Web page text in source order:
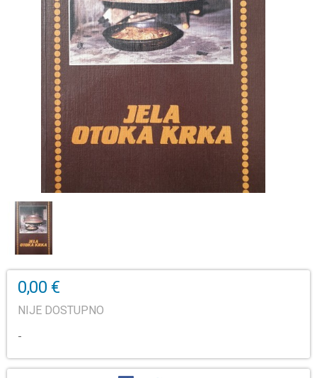
0,00 €
NIJE DOSTUPNO
-